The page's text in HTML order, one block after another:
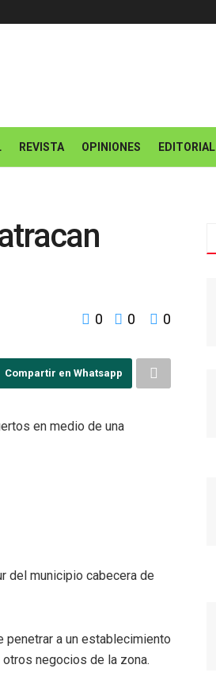
REVISTA OPINIONES EDITORIAL
0 0 0
Compartir en Whatsapp
en medio de una
del municipio cabecera de
a un establecimiento
negocios de la zona.